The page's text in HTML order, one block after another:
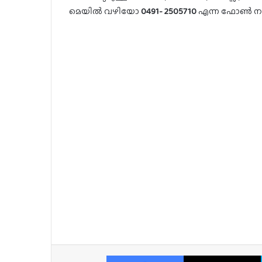
മെയിൽ വഴിയോ0491- 2505710എന്ന ഫോൺ
Facebook